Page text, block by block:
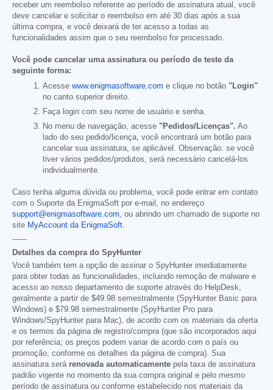
receber um reembolso referente ao período de assinatura atual, você
deve cancelar e solicitar o reembolso em até 30 dias após a sua
última compra, e você deixará de ter acesso a todas as
funcionalidades assim que o seu reembolso for processado.
Você pode cancelar uma assinatura ou período de teste da
seguinte forma:
Acesse www.enigmasoftware.com e clique no botão "Login"
no canto superior direito.
Faça login com seu nome de usuário e senha.
No menu de navegação, acesse "Pedidos/Licenças". Ao
lado do seu pedido/licença, você encontrará um botão para
cancelar sua assinatura, se aplicável. Observação: se você
tiver vários pedidos/produtos, será necessário cancelá-los
individualmente.
Caso tenha alguma dúvida ou problema, você pode entrar em contato
com o Suporte da EnigmaSoft por e-mail, no endereço
support@enigmasoftware.com, ou abrindo um chamado de suporte no
site MyAccount da EnigmaSoft.
------
Detalhes da compra do SpyHunter
Você também tem a opção de assinar o SpyHunter imediatamente
para obter todas as funcionalidades, incluindo remoção de malware e
acesso ao nosso departamento de suporte através do HelpDesk,
geralmente a partir de $49.98 semestralmente (SpyHunter Basic para
Windows) e $79.98 semestralmente (SpyHunter Pro para
Windows/SpyHunter para Mac), de acordo com os materiais da oferta
e os termos da página de registro/compra (que são incorporados aqui
por referência; os preços podem variar de acordo com o país ou
promoção, conforme os detalhes da página de compra). Sua
assinatura será renovada automaticamente pela taxa de assinatura
padrão vigente no momento da sua compra original e pelo mesmo
período de assinatura ou conforme estabelecido nos materiais da